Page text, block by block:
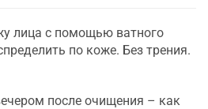
лица с помощью ватного
по коже. Без трения.
после очищения – как